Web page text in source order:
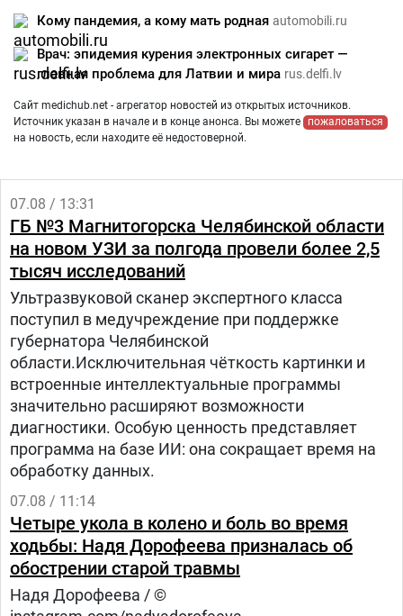
Кому пандемия, а кому мать родная automobili.ru
Врач: эпидемия курения электронных сигарет —
главная проблема для Латвии и мира rus.delfi.lv
Сайт medichub.net - агрегатор новостей из открытых источников.
Источник указан в начале и в конце анонса. Вы можете
пожаловаться
на новость, если находите её недостоверной.
07.08 / 13:31
ГБ №3 Магнитогорска Челябинской области
на новом УЗИ за полгода провели более 2,5
тысяч исследований
Ультразвуковой сканер экспертного класса
поступил в медучреждение при поддержке
губернатора Челябинской
области.Исключительная чёткость картинки и
встроенные интеллектуальные программы
значительно расширяют возможности
диагностики. Особую ценность представляет
программа на базе ИИ: она сокращает время на
обработку данных.
07.08 / 11:14
Четыре укола в колено и боль во время
ходьбы: Надя Дорофеева призналась об
обострении старой травмы
Надя Дорофеева / ©